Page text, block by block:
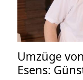
Umzüge
Esens: